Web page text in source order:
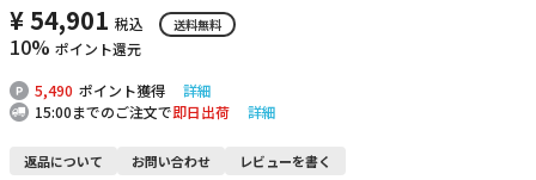
¥54,901 税込 送料無料
10% ポイント還元
5,490 ポイント獲得
詳細
15:00までのご注文で即日出荷 詳細
返品について お問い合わせ レビューを書く